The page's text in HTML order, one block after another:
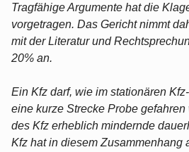
Tragfähige Argumente hat die
vorgetragen. Das Gericht nimmt
mit der Literatur und
20% an.
Ein Kfz darf, wie im stationären
eine kurze Strecke Probe
des Kfz erheblich mindernde
Kfz hat in diesem Zusammenhang